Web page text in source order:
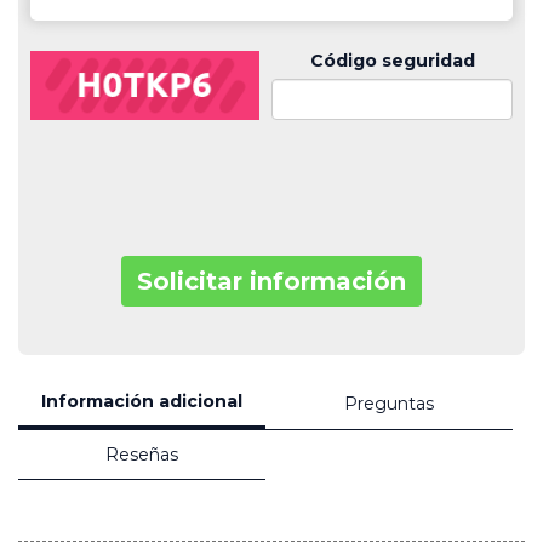
Código seguridad
Solicitar información
Información adicional Preguntas
Reseñas